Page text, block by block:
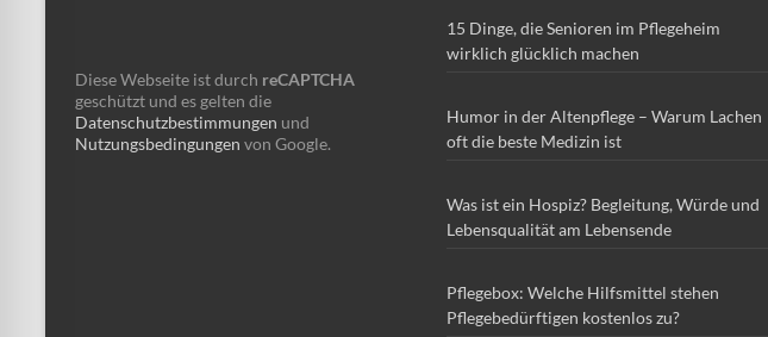
Diese Webseite ist durch reCAPTCHA
geschützt und es gelten die
Datenschutzbestimmungen und
Nutzungsbedingungen von Google.
15 Dinge, die Senioren im Pflegeheim
wirklich glücklich machen
Humor in der Altenpflege – Warum Lachen
oft die beste Medizin ist
Was ist ein Hospiz? Begleitung, Würde und
Lebensqualität am Lebensende
Pflegebox: Welche Hilfsmittel stehen
Pflegebedürftigen kostenlos zu?